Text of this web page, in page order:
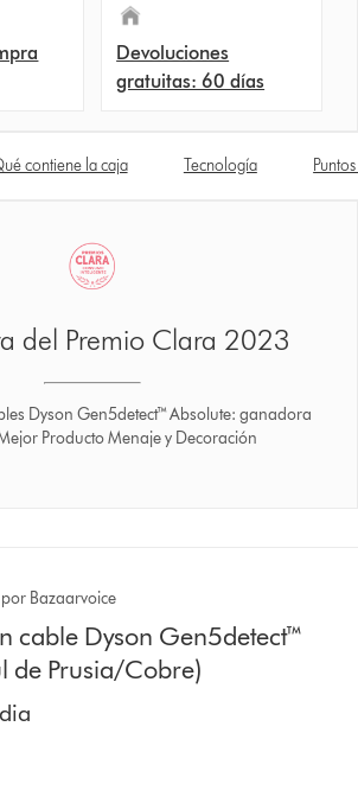
Devoluciones
gratuitas: 60 días
contiene la caja Tecnología
del Premio Clara 2023
Dyson Gen5detect™ Absolute: ganadora
Producto Menaje y Decoración
Bazaarvoice
cable Dyson Gen5detect™
de Prusia/Cobre)